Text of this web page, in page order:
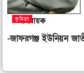
কুমিল্লা
-জাফরগঞ্জ ইউনিয়ন